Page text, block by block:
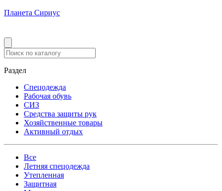
Планета Сириус
Раздел
Спецодежда
Рабочая обувь
СИЗ
Средства защиты рук
Хозяйственные товары
Активный отдых
Все
Летняя спецодежда
Утепленная
Защитная